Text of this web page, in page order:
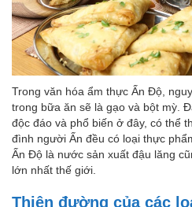
Trong văn hóa ẩm thực Ấn Độ,
trong bữa ăn sẽ là gạo và bột mỳ.
độc đáo và phổ biến ở đây, có thể
đình người Ấn đều có loại thực
Ấn Độ là nước sản xuất đậu lăng
lớn nhất thế giới.
Thiên đường của các